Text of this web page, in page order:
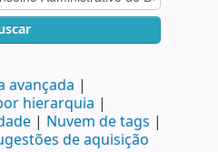
avançada
hierarquia
Nuvem de tags
de aquisição